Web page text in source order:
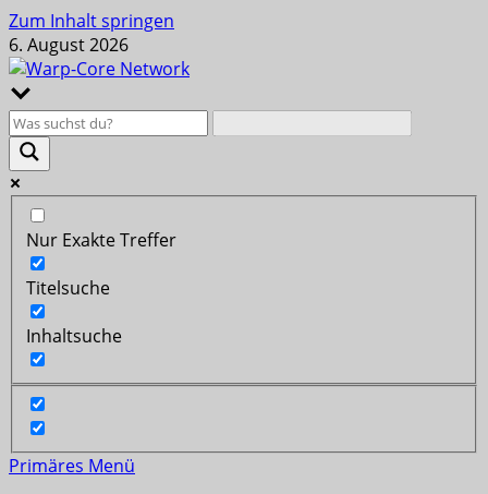
Zum Inhalt springen
6. August 2026
Nur Exakte Treffer
Titelsuche
Inhaltsuche
Primäres Menü